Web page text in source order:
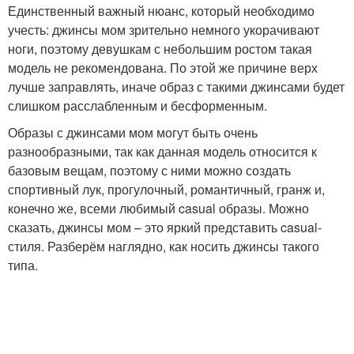
Единственный важный нюанс, который необходимо
учесть: джинсы мом зрительно немного укорачивают
ноги, поэтому девушкам с небольшим ростом такая
модель не рекомендована. По этой же причине верх
лучше заправлять, иначе образ с такими джинсами будет
слишком расслабленным и бесформенным.
Образы с джинсами мом могут быть очень
разнообразными, так как данная модель относится к
базовым вещам, поэтому с ними можно создать
спортивный лук, прогулочный, романтичный, гранж и,
конечно же, всеми любимый casual образы. Можно
сказать, джинсы мом – это яркий представить casual-
стиля. Разберём наглядно, как носить джинсы такого
типа.